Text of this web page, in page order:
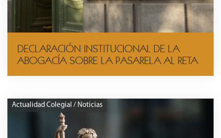
DECLARACIÓN INSTITUCIONAL DE LA
ABOGACÍA SOBRE LA PASARELA AL RETA
Actualidad Colegial / Noticias